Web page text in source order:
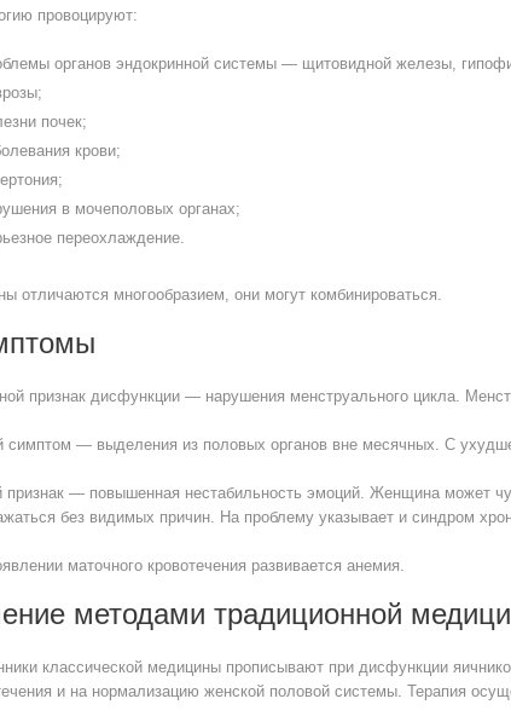
провоцируют:
органов эндокринной системы — щитовидной железы,
почек;
крови;
в мочеполовых органах;
переохлаждение.
отличаются многообразием, они могут комбинироваться.
признак дисфункции — нарушения менструального цикла.
симптом — выделения из половых органов вне месячных. С
признак — повышенная нестабильность эмоций. Женщина может
без видимых причин. На проблему указывает и синдром
маточного кровотечения развивается анемия.
методами традиционной
классической медицины прописывают при дисфункции
и на нормализацию женской половой системы. Терапия